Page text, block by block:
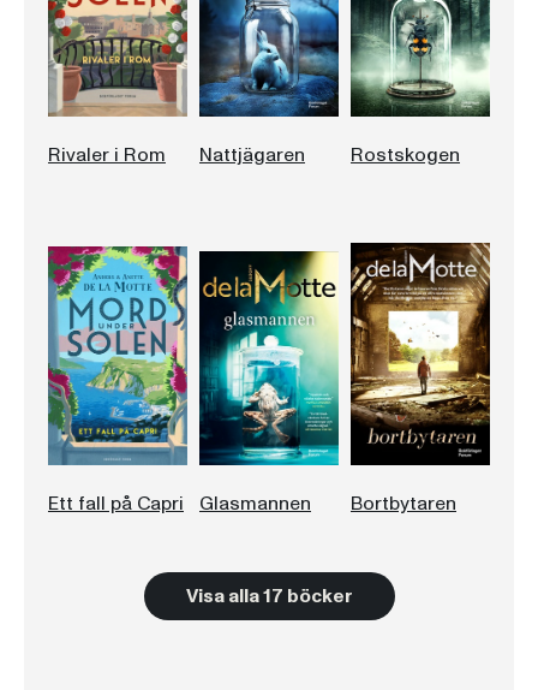
Rivaler i Rom Nattjägaren Rostskogen
Ett fall på Capri Glasmannen Bortbytaren
Visa alla 17 böcker